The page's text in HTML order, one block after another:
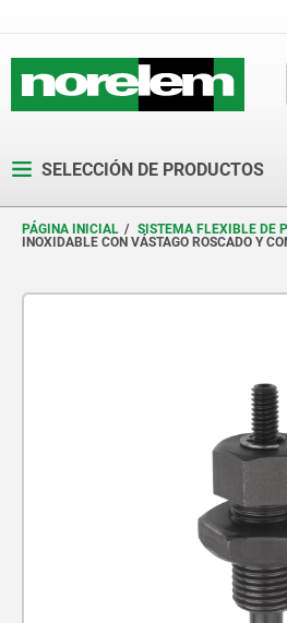
SELECCIÓN DE PRODUCTOS
PÁGINA INICIAL SISTEMA FLEXIBLE DE
INOXIDABLE CON VÁSTAGO ROSCADO Y